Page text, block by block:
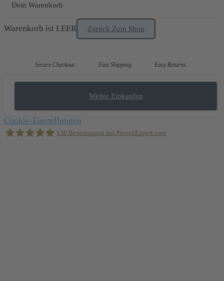
Dein Warenkorb
Warenkorb ist LEER Zurück Zum Shop
Secure Checkout Fast Shipping Easy Returns
Weiter Einkaufen
Cookie-Einstellungen
150 Bewertungen auf ProvenExpert.com